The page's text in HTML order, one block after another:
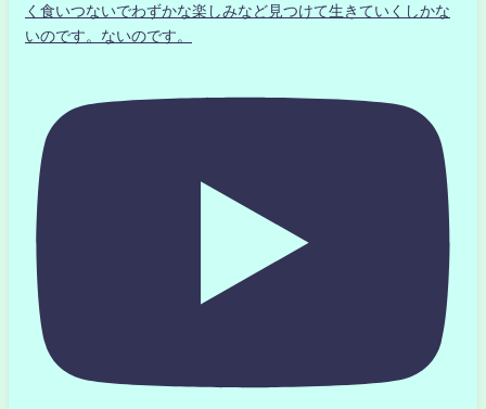
く食いつないでわずかな楽しみなど見つけて生きていくしかな
いのです。ないのです。